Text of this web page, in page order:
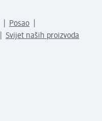
Posao
Svijet naših proizvoda